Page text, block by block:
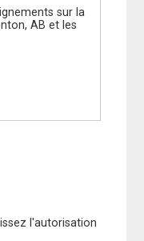
l'autorisation